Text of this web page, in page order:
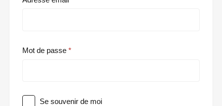
Mot de passe
Se souvenir de moi